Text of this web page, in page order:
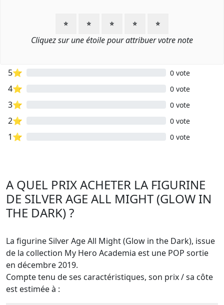
⭐ ⭐ ⭐ ⭐ ⭐
Cliquez sur une étoile pour attribuer votre note
5⭐ 0 vote
4⭐ 0 vote
3⭐ 0 vote
2⭐ 0 vote
1⭐ 0 vote
A QUEL PRIX ACHETER LA FIGURINE
DE SILVER AGE ALL MIGHT (GLOW IN
THE DARK) ?
La figurine Silver Age All Might (Glow in the Dark), issue
de la collection My Hero Academia est une POP sortie
en décembre 2019.
Compte tenu de ses caractéristiques, son prix / sa côte
est estimée à :